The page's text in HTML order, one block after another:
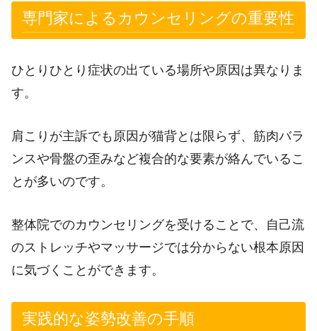
専門家によるカウンセリングの重要性
ひとりひとり症状の出ている場所や原因は異なりま
す。
肩こりが主訴でも原因が猫背とは限らず、筋肉バラ
ンスや骨盤の歪みなど複合的な要素が絡んでいるこ
とが多いのです。
整体院でのカウンセリングを受けることで、自己流
のストレッチやマッサージでは分からない根本原因
に気づくことができます。
実践的な姿勢改善の手順